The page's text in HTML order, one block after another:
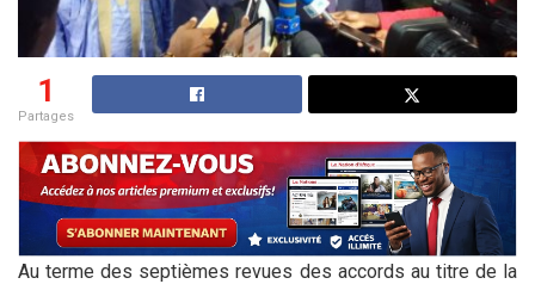
1
Partages
Au terme des septièmes revues des accords au titre de la